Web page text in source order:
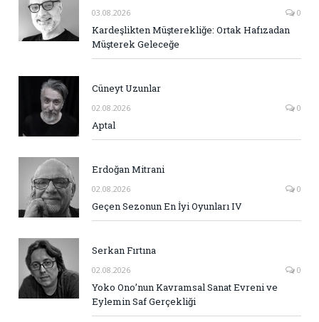
03.08.2026 0
Kardeşlikten Müşterekliğe: Ortak Hafızadan
Müşterek Geleceğe
Cüneyt Uzunlar
02.08.2026 0
Aptal
Erdoğan Mitrani
02.08.2026 0
Geçen Sezonun En İyi Oyunları IV
Serkan Fırtına
02.08.2026 0
Yoko Ono’nun Kavramsal Sanat Evreni ve
Eylemin Saf Gerçekliği